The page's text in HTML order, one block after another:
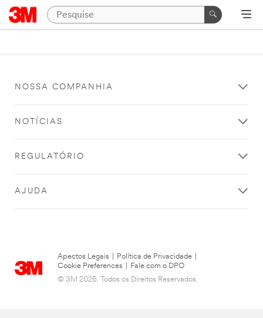
NOSSA COMPANHIA
NOTÍCIAS
REGULATÓRIO
AJUDA
Apectos Legais Política de Privacidade
Cookie Preferences
Fale com o DPO
© 3M 2026. Todos os Direitos Reservados.